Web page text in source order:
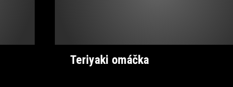
Teriyaki omáčka